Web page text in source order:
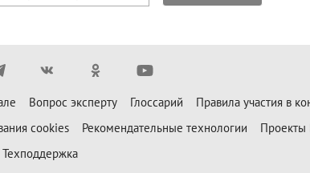
Вопрос эксперту Глоссарий
Правила участия в
cookies Рекомендательные технологии
Проекты
Техподдержка